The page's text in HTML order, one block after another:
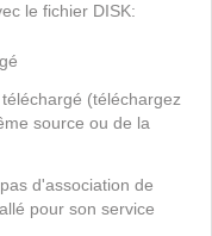
le fichier DISK:
(téléchargez
source ou de la
d'association de
pour son service